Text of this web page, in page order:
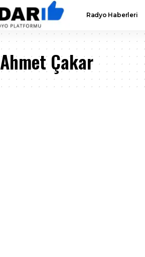
Radyo Haberleri
Ahmet Çakar